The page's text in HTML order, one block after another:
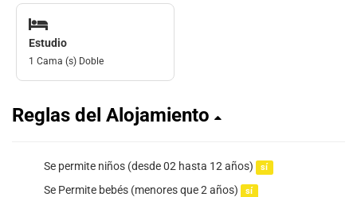
Estudio
1 Cama (s) Doble
Reglas del Alojamiento
Se permite niños (desde 02 hasta 12 años) sí
Se Permite bebés (menores que 2 años) sí